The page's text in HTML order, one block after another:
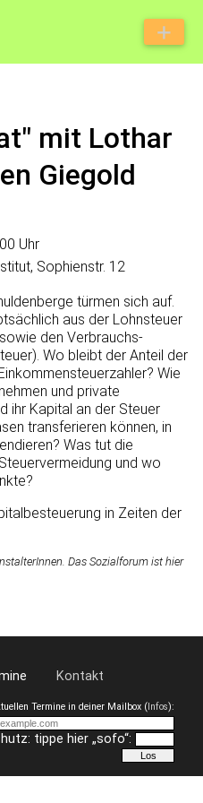
mit Lothar
Giegold
Uhr
Sophienstr. 12
türmen sich auf.
aus der Lohnsteuer
den Verbrauchs-
Wo bleibt der Anteil der
Wie
und private
ihr Kapital an der Steuer
transferieren können, in
Was tut die
und wo
in Zeiten der
Das Sozialforum ist hier
Kontakt
Termine in deiner Mailbox (Infos):
tippe hier „sofo“: